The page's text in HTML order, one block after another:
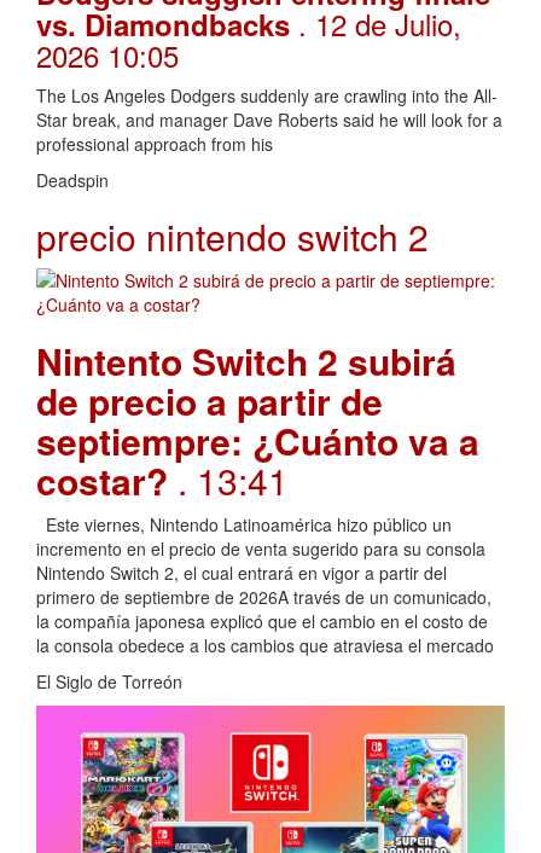
vs. Diamondbacks . 12 de Julio,
2026 10:05
The Los Angeles Dodgers suddenly are crawling into the All-
Star break, and manager Dave Roberts said he will look for a
professional approach from his
Deadspin
precio nintendo switch 2
Nintento Switch 2 subirá
de precio a partir de
septiempre: ¿Cuánto va a
costar?. 13:41
Este viernes, Nintendo Latinoamérica hizo público un
incremento en el precio de venta sugerido para su consola
Nintendo Switch 2, el cual entrará en vigor a partir del
primero de septiembre de 2026A través de un comunicado,
la compañía japonesa explicó que el cambio en el costo de
la consola obedece a los cambios que atraviesa el mercado
El Siglo de Torreón